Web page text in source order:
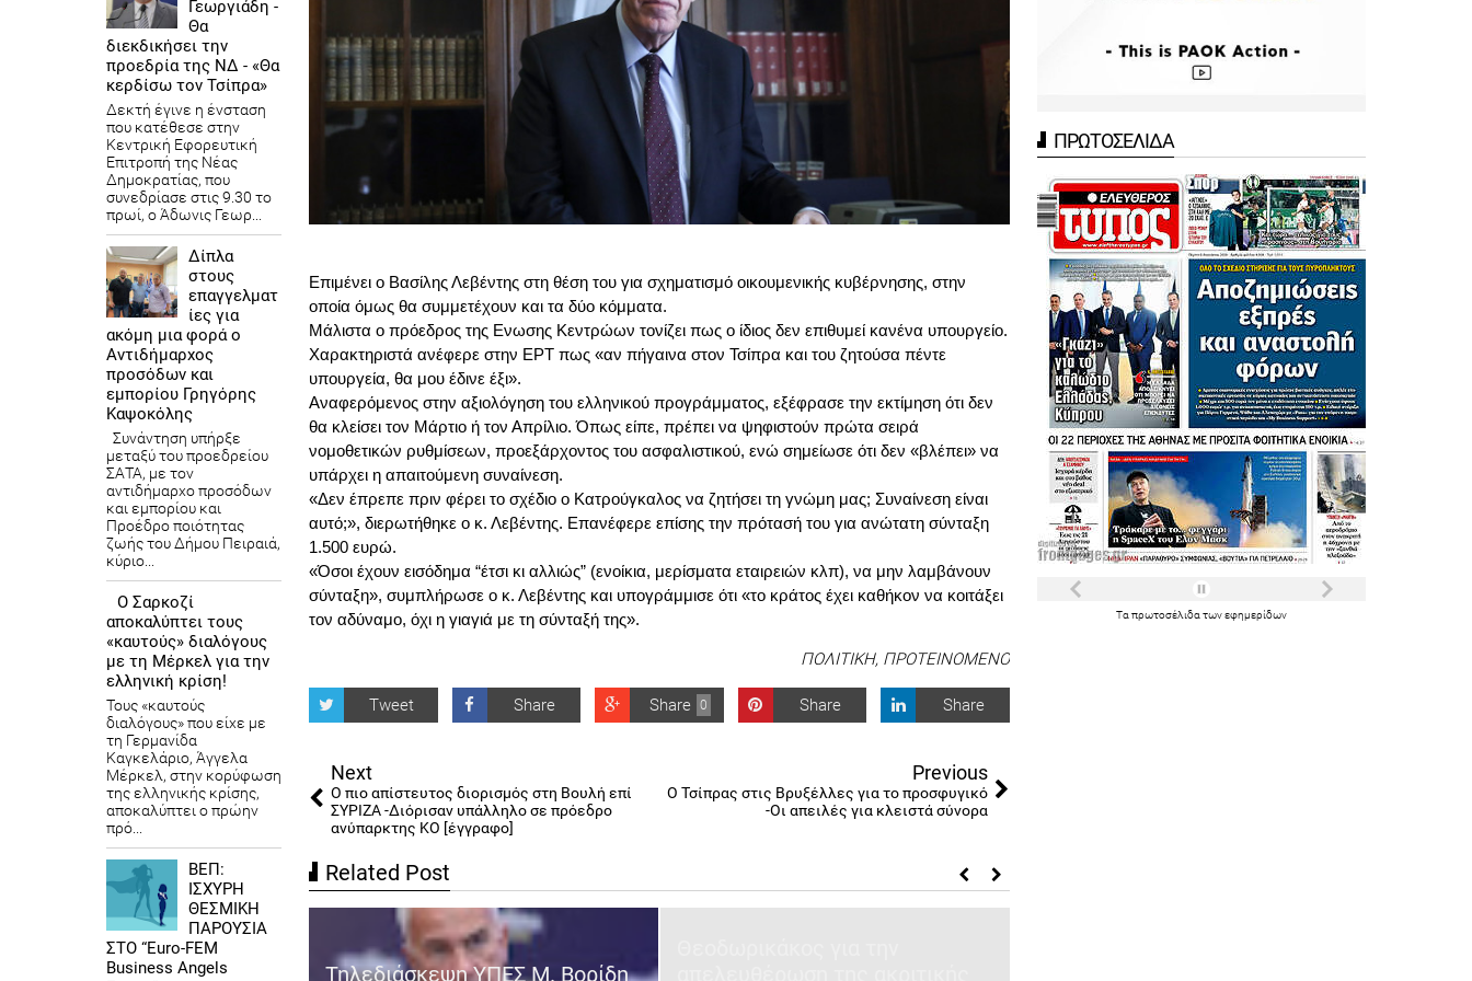
Επιμένει ο Βασίλης Λεβέντης στη θέση του για σχηματισμό οικουμενικής κυβέρνησης, στην
οποία όμως θα συμμετέχουν και τα δύο κόμματα.
Μάλιστα ο πρόεδρος της Ενωσης Κεντρώων τονίζει πως ο ίδιος δεν επιθυμεί κανένα υπουργείο.
Χαρακτηριστά ανέφερε στην ΕΡΤ πως «αν πήγαινα στον Τσίπρα και του ζητούσα πέντε
υπουργεία, θα μου έδινε έξι».
Αναφερόμενος στην αξιολόγηση του ελληνικού προγράμματος, εξέφρασε την εκτίμηση ότι δεν
θα κλείσει τον Μάρτιο ή τον Απρίλιο. Όπως είπε, πρέπει να ψηφιστούν πρώτα σειρά
νομοθετικών ρυθμίσεων, προεξάρχοντος του ασφαλιστικού, ενώ σημείωσε ότι δεν «βλέπει» να
υπάρχει η απαιτούμενη συναίνεση.
«Δεν έπρεπε πριν φέρει το σχέδιο ο Κατρούγκαλος να ζητήσει τη γνώμη μας; Συναίνεση είναι
αυτό;», διερωτήθηκε ο κ. Λεβέντης. Επανέφερε επίσης την πρότασή του για ανώτατη σύνταξη
1.500 ευρώ.
«Όσοι έχουν εισόδημα “έτσι κι αλλιώς” (ενοίκια, μερίσματα εταιρειών κλπ), να μην λαμβάνουν
σύνταξη», συμπλήρωσε ο κ. Λεβέντης και υπογράμμισε ότι «το κράτος έχει καθήκον να κοιτάξει
τον αδύναμο, όχι η γιαγιά με τη σύνταξή της».
ΠΟΛΙΤΙΚΗ, ΠΡΟΤΕΙΝΟΜΕΝΟ
Tweet Share 0
Share Share Share
Next
Ο πιο απίστευτος διορισμός στη Βουλή επί
ΣΥΡΙΖΑ -Διόρισαν υπάλληλο σε πρόεδρο
ανύπαρκτης ΚΟ [έγγραφο]
Previous
Ο Τσίπρας στις Βρυξέλλες για το προσφυγικό
-Οι απειλές για κλειστά σύνορα
Related Post
Τηλεδιάσκεψη ΥΠΕΣ Μ. Βορίδη
ΠΡΩΤΟΣΕΛΙΔΑ
Τα πρωτοσέλιδα τωνεφημερίδων
Γεωργιάδη -
Θα
διεκδικήσει την
προεδρία της ΝΔ - «Θα
κερδίσω τον Τσίπρα»
Δεκτή έγινε η ένσταση
που κατέθεσε στην
Κεντρική Εφορευτική
Επιτροπή της Νέας
Δημοκρατίας, που
συνεδρίασε στις 9.30 το
πρωί, ο Άδωνις Γεωρ...
Δίπλα
στους
επαγγελματ
ίες για
ακόμη μια φορά ο
Αντιδήμαρχος
προσόδων και
εμπορίου Γρηγόρης
Καψοκόλης
Συνάντηση υπήρξε
μεταξύ του προεδρείου
ΣΑΤΑ, με τον
αντιδήμαρχο προσόδων
και εμπορίου και
Προέδρο ποιότητας
ζωής του Δήμου Πειραιά,
κύριο...
Ο Σαρκοζί
αποκαλύπτει τους
«καυτούς» διαλόγους
με τη Μέρκελ για την
ελληνική κρίση!
Τους «καυτούς
διαλόγους» που είχε με
τη Γερμανίδα
Καγκελάριο, Άγγελα
Μέρκελ, στην κορύφωση
της ελληνικής κρίσης,
αποκαλύπτει ο πρώην
πρό...
ΒΕΠ:
ΙΣΧΥΡΗ
ΘΕΣΜΙΚΗ
ΠΑΡΟΥΣΙΑ
ΣΤΟ “Euro-FEM
Business Angels